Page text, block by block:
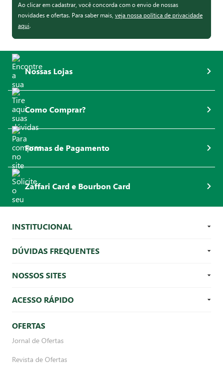
Ao clicar em cadastrar, você concorda com o envio de nossas
novidades e ofertas. Para saber mais, veja nossa política de privacidade
aqui.
Nossas Lojas
Como Comprar?
Formas de Pagamento
Zaffari Card e Bourbon Card
INSTITUCIONAL
DÚVIDAS FREQUENTES
NOSSOS SITES
ACESSO RÁPIDO
OFERTAS
Jornal de Ofertas
Revista de Ofertas